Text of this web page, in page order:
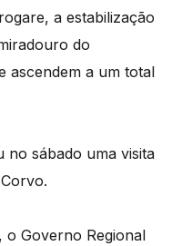
a estabilização
do
ascendem a um total
no sábado uma visita
o Governo Regional